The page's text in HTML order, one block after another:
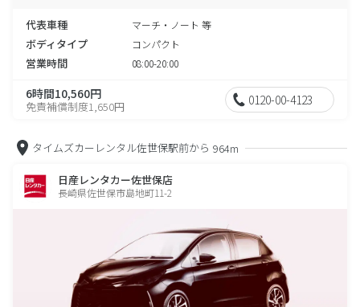
代表車種 マーチ・ノート 等
ボディタイプ コンパクト
営業時間 08:00-20:00
6時間10,560円
免責補償制度1,650円 0120-00-4123
タイムズカーレンタル佐世保駅前から 964m
日産レンタカー佐世保店
長崎県佐世保市島地町11-2